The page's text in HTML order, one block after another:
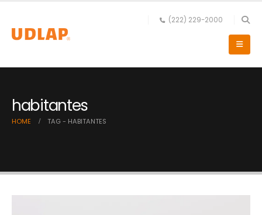
(222) 229-2000
habitantes
HOME TAG - HABITANTES